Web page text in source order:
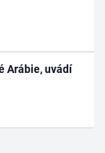
Arábie, uvádí